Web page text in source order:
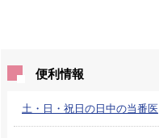
便利情報
土・日・祝日の日中の当番医